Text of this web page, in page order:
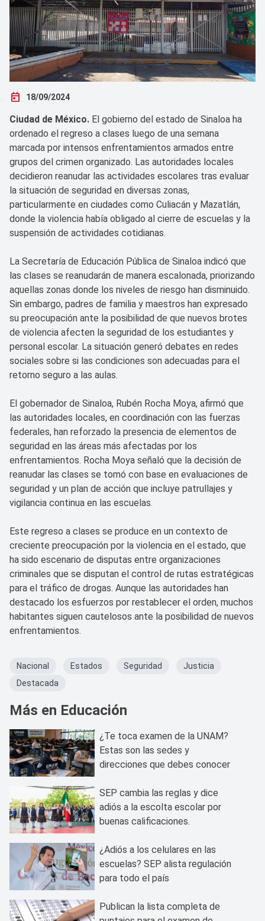
today 18/09/2024
Ciudad de México. El gobierno del estado de Sinaloa ha
ordenado el regreso a clases luego de una semana
marcada por intensos enfrentamientos armados entre
grupos del crimen organizado. Las autoridades locales
decidieron reanudar las actividades escolares tras evaluar
la situación de seguridad en diversas zonas,
particularmente en ciudades como Culiacán y Mazatlán,
donde la violencia había obligado al cierre de escuelas y la
suspensión de actividades cotidianas.
La Secretaría de Educación Pública de Sinaloa indicó que
las clases se reanudarán de manera escalonada, priorizando
aquellas zonas donde los niveles de riesgo han disminuido.
Sin embargo, padres de familia y maestros han expresado
su preocupación ante la posibilidad de que nuevos brotes
de violencia afecten la seguridad de los estudiantes y
personal escolar. La situación generó debates en redes
sociales sobre si las condiciones son adecuadas para el
retorno seguro a las aulas.
El gobernador de Sinaloa, Rubén Rocha Moya, afirmó que
las autoridades locales, en coordinación con las fuerzas
federales, han reforzado la presencia de elementos de
seguridad en las áreas más afectadas por los
enfrentamientos. Rocha Moya señaló que la decisión de
reanudar las clases se tomó con base en evaluaciones de
seguridad y un plan de acción que incluye patrullajes y
vigilancia continua en las escuelas.
Este regreso a clases se produce en un contexto de
creciente preocupación por la violencia en el estado, que
ha sido escenario de disputas entre organizaciones
criminales que se disputan el control de rutas estratégicas
para el tráfico de drogas. Aunque las autoridades han
destacado los esfuerzos por restablecer el orden, muchos
habitantes siguen cautelosos ante la posibilidad de nuevos
enfrentamientos.
Nacional Estados Seguridad
Justicia
Destacada
Más en Educación
¿Te toca examen de la UNAM?
Estas son las sedes y
direcciones que debes conocer
SEP cambia las reglas y dice
adiós a la escolta escolar por
buenas calificaciones.
¿Adiós a los celulares en las
escuelas? SEP alista regulación
para todo el país
Publican la lista completa de